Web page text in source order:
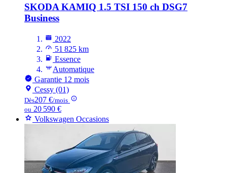
SKODA KAMIQ 1.5 TSI 150 ch DSG7
Business
2022
51 825 km
Essence
Automatique
Garantie 12 mois
Cessy (01)
Dès207 €/mois
ou 20 590 €
Volkswagen Occasions